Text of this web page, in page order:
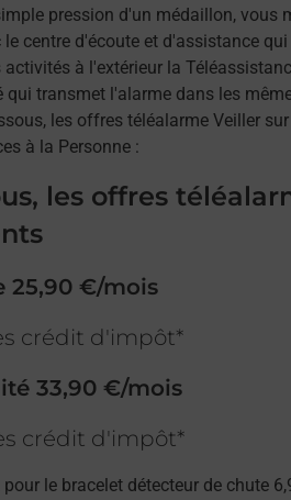
pression d'un médaillon, vous
centre d'écoute et d'assistance
à l'extérieur la
qui transmet l'alarme dans les
les offres téléalarme Veiller
à la Personne :
les offres
25,90 €/mois
crédit d'impôt*
33,90 €/mois
crédit d'impôt*
le bracelet détecteur de chute